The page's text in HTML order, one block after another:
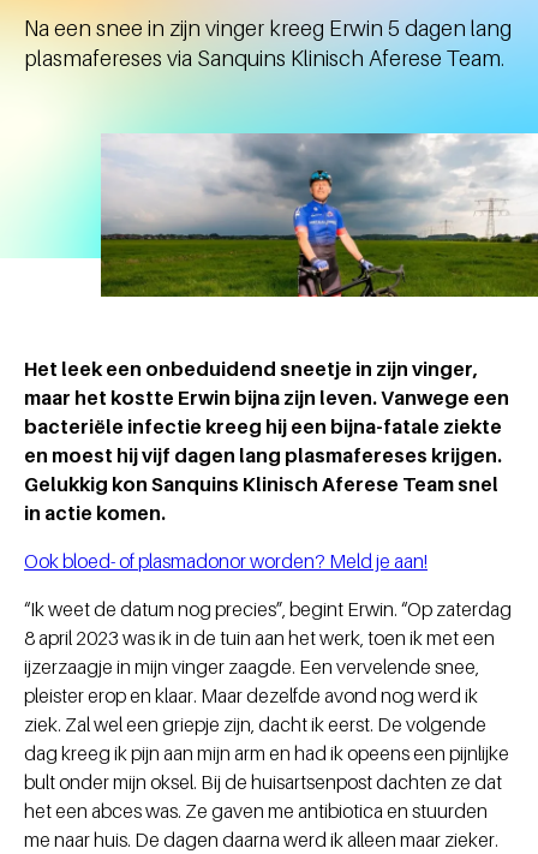
Na een snee in zijn vinger kreeg Erwin 5 dagen lang
plasmafereses via Sanquins Klinisch Aferese Team.
Het leek een onbeduidend sneetje in zijn vinger,
maar het kostte Erwin bijna zijn leven. Vanwege een
bacteriële infectie kreeg hij een bijna-fatale ziekte
en moest hij vijf dagen lang plasmafereses krijgen.
Gelukkig kon Sanquins Klinisch Aferese Team snel
in actie komen.
Ook bloed- of plasmadonor worden? Meld je aan!
“Ik weet de datum nog precies”, begint Erwin. “Op zaterdag
8 april 2023 was ik in de tuin aan het werk, toen ik met een
ijzerzaagje in mijn vinger zaagde. Een vervelende snee,
pleister erop en klaar. Maar dezelfde avond nog werd ik
ziek. Zal wel een griepje zijn, dacht ik eerst. De volgende
dag kreeg ik pijn aan mijn arm en had ik opeens een pijnlijke
bult onder mijn oksel. Bij de huisartsenpost dachten ze dat
het een abces was. Ze gaven me antibiotica en stuurden
me naar huis. De dagen daarna werd ik alleen maar zieker.